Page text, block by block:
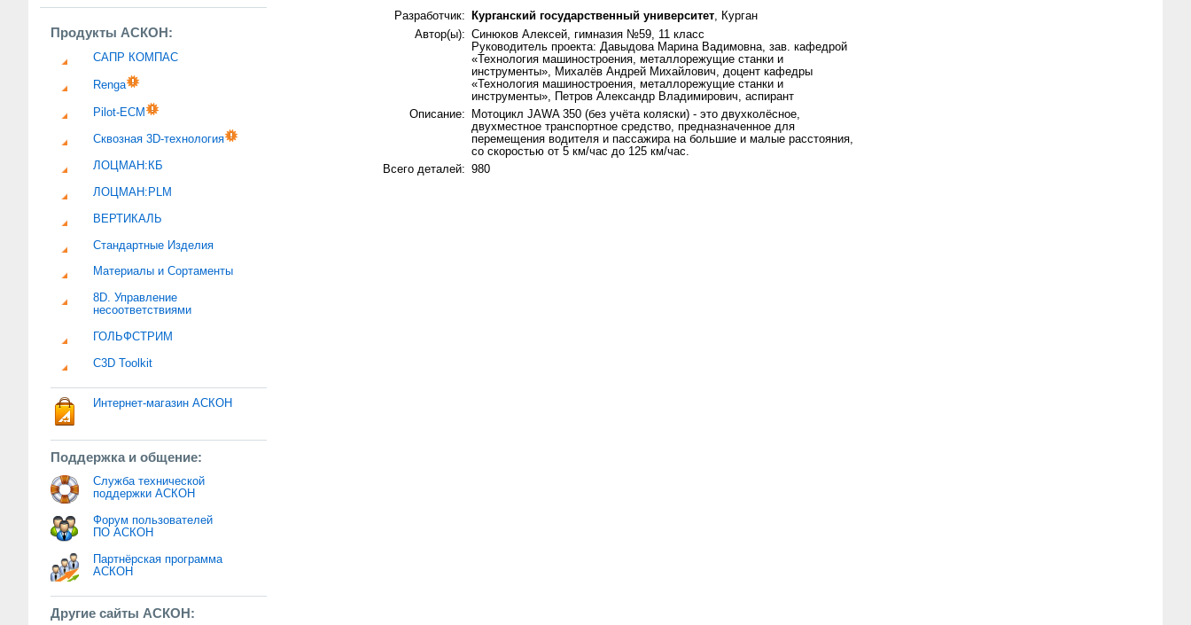
Продукты АСКОН:
САПР КОМПАС
Renga
Pilot-ECM
Сквозная 3D-технология
ЛОЦМАН:КБ
ЛОЦМАН:PLM
ВЕРТИКАЛЬ
Стандартные Изделия
Материалы и Сортаменты
8D. Управление
несоответствиями
ГОЛЬФСТРИМ
C3D Toolkit
Интернет-магазин АСКОН
Поддержка и общение:
Служба технической
поддержки АСКОН
Форум пользователей
ПО АСКОН
Партнёрская программа
АСКОН
Другие сайты АСКОН:
Разработчик: Курганский государственный университет, Курган
Автор(ы): Синюков Алексей, гимназия №59, 11 класс
Руководитель проекта: Давыдова Марина Вадимовна, зав. кафедрой
«Технология машиностроения, металлорежущие станки и
инструменты», Михалёв Андрей Михайлович, доцент кафедры
«Технология машиностроения, металлорежущие станки и
инструменты», Петров Александр Владимирович, аспирант
Описание:
Мотоцикл JAWA 350 (без учёта коляски) - это двухколёсное,
двухместное транспортное средство, предназначенное для
перемещения водителя и пассажира на большие и малые расстояния,
со скоростью от 5 км/час до 125 км/час.
Всего деталей: 980